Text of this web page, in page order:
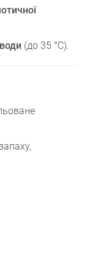
(до 35 °C).